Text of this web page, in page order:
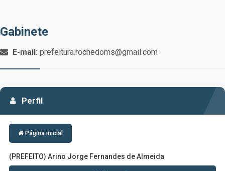
Gabinete
E-mail: prefeitura.rochedoms@gmail.com
Perfil
Página inicial
(PREFEITO) Arino Jorge Fernandes de Almeida